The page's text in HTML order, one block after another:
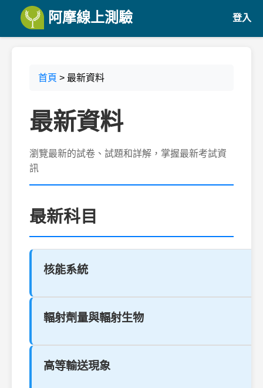
阿摩線上測驗 登入
首頁 > 最新資料
最新資料
瀏覽最新的試卷、試題和詳解，掌握最新考試資
訊
最新科目
核能系統
輻射劑量與輻射生物
高等輸送現象